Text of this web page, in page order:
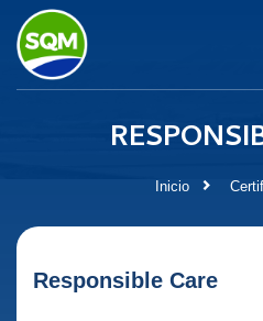
Inicio
Responsible Care